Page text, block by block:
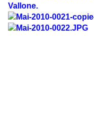
Vallone.